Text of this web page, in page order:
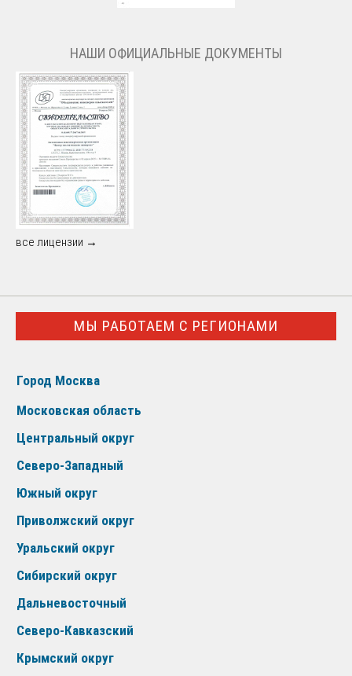
НАШИ ОФИЦИАЛЬНЫЕ ДОКУМЕНТЫ
все лицензии →
МЫ РАБОТАЕМ С РЕГИОНАМИ
Город Москва
Московская область
Центральный округ
Северо-Западный
Южный округ
Приволжский округ
Уральский округ
Сибирский округ
Дальневосточный
Северо-Кавказский
Крымский округ